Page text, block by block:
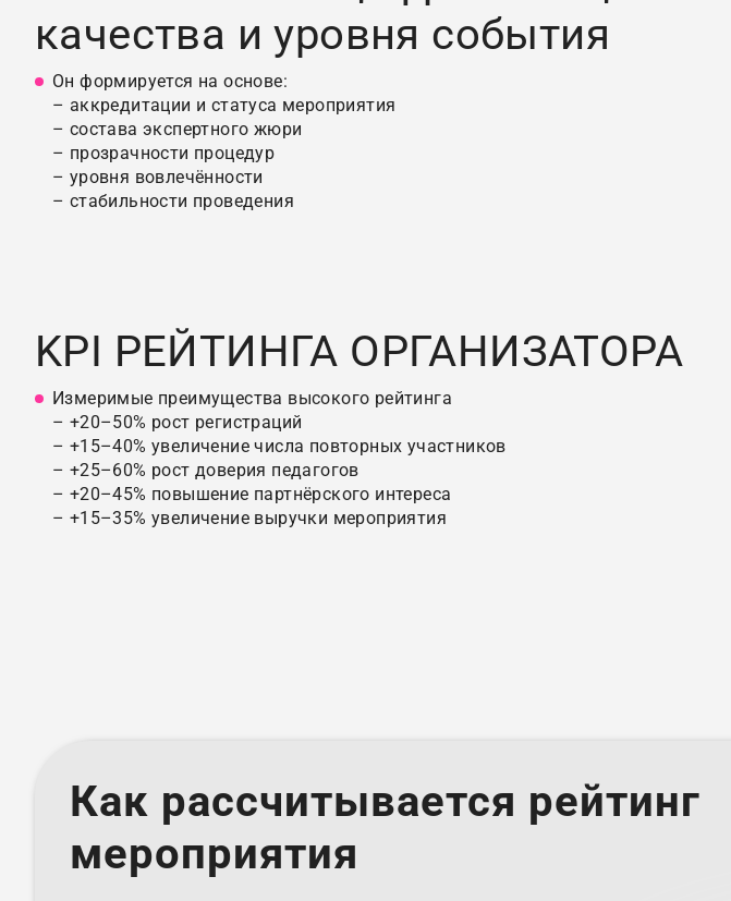
качества и уровня события
Он формируется на основе:
– аккредитации и статуса мероприятия
– состава экспертного жюри
– прозрачности процедур
– уровня вовлечённости
– стабильности проведения
KPI РЕЙТИНГА ОРГАНИЗАТОРА
Измеримые преимущества высокого рейтинга
– +20–50% рост регистраций
– +15–40% увеличение числа повторных участников
– +25–60% рост доверия педагогов
– +20–45% повышение партнёрского интереса
– +15–35% увеличение выручки мероприятия
Как рассчитывается рейтинг
мероприятия